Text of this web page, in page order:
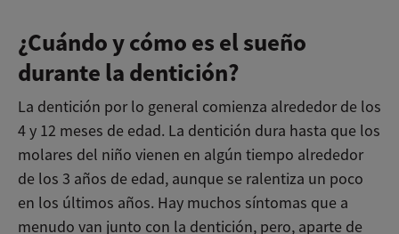
¿Cuándo y cómo es el sueño
durante la dentición?
La dentición por lo general comienza alrededor de los
4 y 12 meses de edad. La dentición dura hasta que los
molares del niño vienen en algún tiempo alrededor
de los 3 años de edad, aunque se ralentiza un poco
en los últimos años. Hay muchos síntomas que a
menudo van junto con la dentición, pero, aparte de